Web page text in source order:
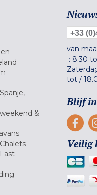
&
+33
van
: 8.30
tot /
Blijf
Veilig